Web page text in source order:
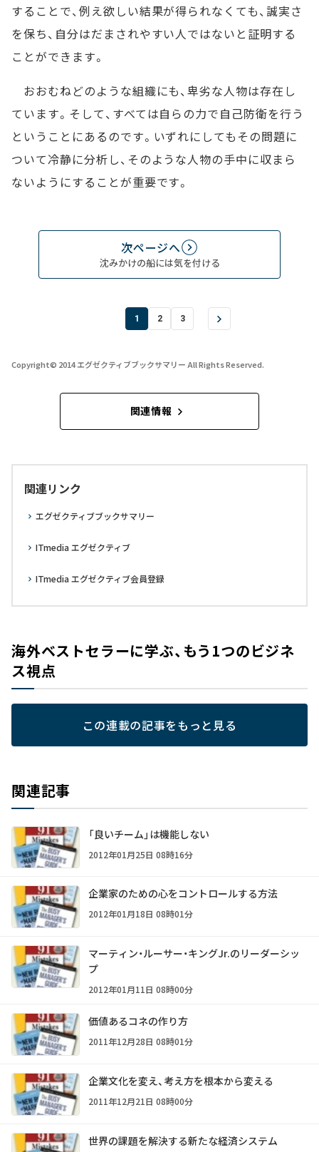
することで、例え欲しい結果が得られなくても、誠実さ
を保ち、自分はだまされやすい人ではないと証明する
ことができます。
おおむねどのような組織にも、卑劣な人物は存在し
ています。そして、すべては自らの力で自己防衛を行う
ということにあるのです。いずれにしてもその問題に
ついて冷静に分析し、そのような人物の手中に収まら
ないようにすることが重要です。
次ページへ
沈みかけの船には気を付ける
1 2 3
Copyright© 2014 エグゼクティブブックサマリー All Rights Reserved.
関連情報
関連リンク
エグゼクティブブックサマリー
ITmedia エグゼクティブ
ITmedia エグゼクティブ会員登録
海外ベストセラーに学ぶ、もう1つのビジネ
ス視点
この連載の記事をもっと見る
関連記事
「良いチーム」は機能しない
2012年01月25日 08時16分
企業家のための心をコントロールする方法
2012年01月18日 08時01分
マーティン・ルーサー・キングJr.のリーダーシッ
プ
2012年01月11日 08時00分
価値あるコネの作り方
2011年12月28日 08時01分
企業文化を変え、考え方を根本から変える
2011年12月21日 08時00分
世界の課題を解決する新たな経済システム